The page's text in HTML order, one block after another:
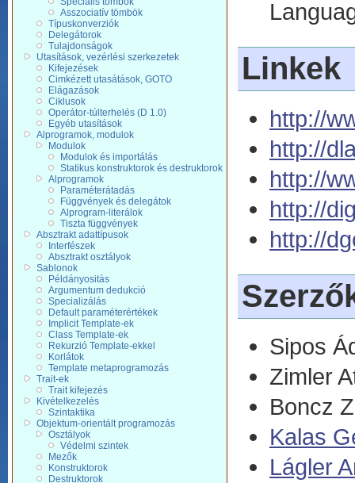
Asszociatív tömbök
Típuskonverziók
Delegátorok
Tulajdonságok
Utasítások, vezérlési szerkezetek
Kifejezések
Cimkézett utasátások, GOTO
Elágazások
Ciklusok
Operátor-túlterhelés (D 1.0)
Egyéb utasítások
Alprogramok, modulok
Modulok
Modulok és importálás
Statikus konstruktorok és destruktorok
Alprogramok
Paraméterátadás
Függvények és delegátok
Alprogram-literálok
Tiszta függvények
Absztrakt adattípusok
Interfészek
Absztrakt osztályok
Sablonok
Példányositás
Argumentum dedukció
Specializálás
Default paraméterértékek
Implicit Template-ek
Class Template-ek
Rekurzió Template-ekkel
Korlátok
Template metaprogramozás
Trait-ek
Trait kifejezés
Kivételkezelés
Szintaktika
Objektum-orientált programozás
Osztályok
Védelmi szintek
Mezők
Konstruktorok
Destruktorok
Linkek
http://
http://
http://
http://
http://
Sipos
Zimler
Boncz
Kalas
Lágler